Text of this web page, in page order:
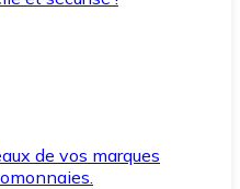
de vos marques